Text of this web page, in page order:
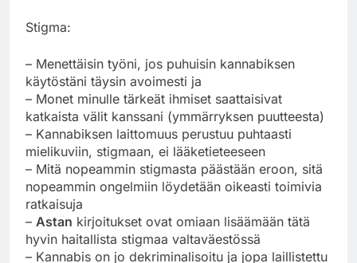
Stigma:
– Menettäisin työni, jos puhuisin kannabiksen
käytöstäni täysin avoimesti ja
– Monet minulle tärkeät ihmiset saattaisivat
katkaista välit kanssani (ymmärryksen puutteesta)
– Kannabiksen laittomuus perustuu puhtaasti
mielikuviin, stigmaan, ei lääketieteeseen
– Mitä nopeammin stigmasta päästään eroon, sitä
nopeammin ongelmiin löydetään oikeasti toimivia
ratkaisuja
– Astan kirjoitukset ovat omiaan lisäämään tätä
hyvin haitallista stigmaa valtaväestössä
– Kannabis on jo dekriminalisoitu ja jopa laillistettu